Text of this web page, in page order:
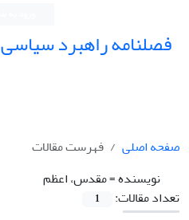
فصلنامه راهبرد سیاسی
صفحه اصلی
فهرست مقالات
نویسنده =مقدس، اعظم
تعداد مقالات:
1